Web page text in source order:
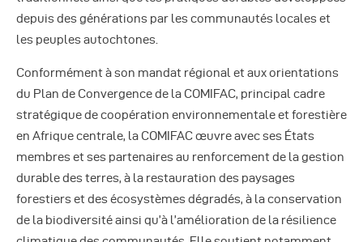
depuis des générations par les communautés locales et
les peuples autochtones.
Conformément à son mandat régional et aux orientations
du Plan de Convergence de la COMIFAC, principal cadre
stratégique de coopération environnementale et forestière
en Afrique centrale, la COMIFAC œuvre avec ses États
membres et ses partenaires au renforcement de la gestion
durable des terres, à la restauration des paysages
forestiers et des écosystèmes dégradés, à la conservation
de la biodiversité ainsi qu’à l’amélioration de la résilience